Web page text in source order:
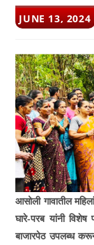
POST
PUBLISHED:
JUNE 13, 2024
आसोली गावातील
घारे-परब यांनी
बाजारपेठ उपलब्ध